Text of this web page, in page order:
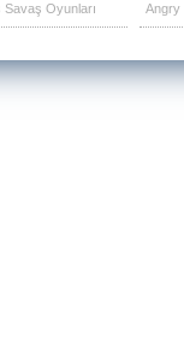
Savaş Oyunları Angry